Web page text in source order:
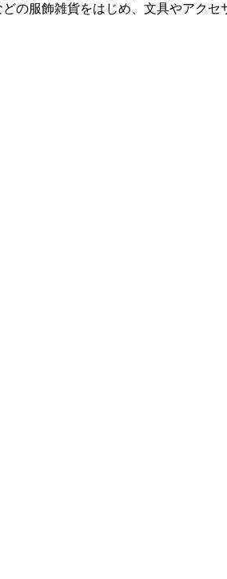
の服飾雑貨をはじめ、文具やアク